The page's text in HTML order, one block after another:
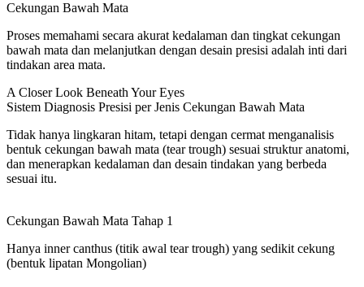
Cekungan Bawah Mata
Proses memahami secara akurat kedalaman dan tingkat cekungan
bawah mata dan melanjutkan dengan desain presisi adalah inti dari
tindakan area mata.
A Closer Look Beneath Your Eyes
Sistem Diagnosis Presisi per Jenis Cekungan Bawah Mata
Tidak hanya lingkaran hitam, tetapi dengan cermat menganalisis
bentuk cekungan bawah mata (tear trough) sesuai struktur anatomi,
dan menerapkan kedalaman dan desain tindakan yang berbeda
sesuai itu.
Cekungan Bawah Mata Tahap 1
Hanya inner canthus (titik awal tear trough) yang sedikit cekung
(bentuk lipatan Mongolian)